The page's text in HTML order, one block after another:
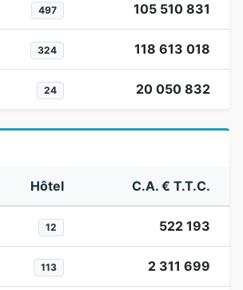
497 105 510 831
324 118 613 018
24 20 050 832
Hôtel C.A. € T.T.C.
12 522 193
113 2 311 699